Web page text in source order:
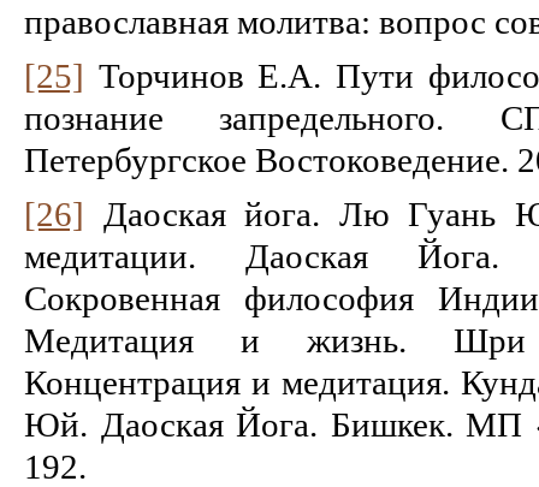
православная молитва: вопрос
[25] Торчинов Е.А. Пути
познание запредельного.
Петербургское Востоковедение.
[26] Даоская йога. Лю Гуань
медитации. Даоская Йога.
Сокровенная философия
Медитация и жизнь. Шри
Концентрация и медитация.
Юй. Даоская Йога. Бишкек. МП
192.